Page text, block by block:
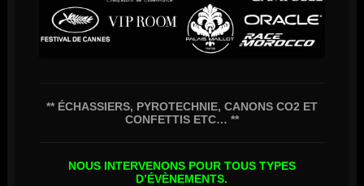
** ÉCHASSIERS, PYROTECHNIE, CANONS CO2 ET
CONFETTIS ETC… **
NOUS INTERVENONS POUR TOUS TYPES
D’ÉVÈNEMENTS.